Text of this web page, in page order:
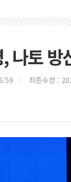
나토 방
최종수정 :